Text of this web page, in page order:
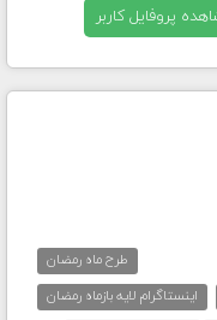
پروفایل کاربر
طرح ماه رمضان
اینستاگرام لایه بازماه رمضان